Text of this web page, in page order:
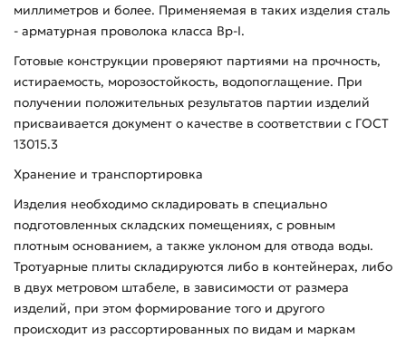
миллиметров и более. Применяемая в таких изделия сталь
- арматурная проволока класса Вр-I.
Готовые конструкции проверяют партиями на прочность,
истираемость, морозостойкость, водопоглащение. При
получении положительных результатов партии изделий
присваивается документ о качестве в соответствии с ГОСТ
13015.3
Хранение и транспортировка
Изделия необходимо складировать в специально
подготовленных складских помещениях, с ровным
плотным основанием, а также уклоном для отвода воды.
Тротуарные плиты складируются либо в контейнерах, либо
в двух метровом штабеле, в зависимости от размера
изделий, при этом формирование того и другого
происходит из рассортированных по видам и маркам